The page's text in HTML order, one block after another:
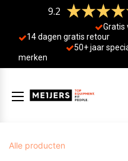
9.2
Gratis
14 dagen gratis retour
50+ jaar
merken
Alle producten